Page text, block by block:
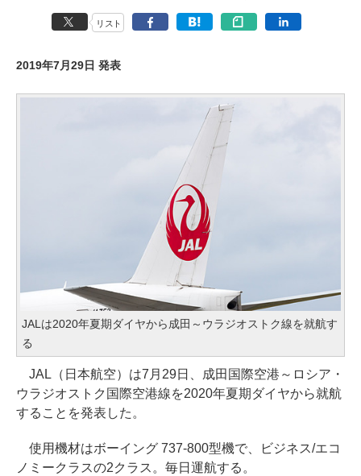
リスト
2019年7月29日 発表
JALは2020年夏期ダイヤから成田～ウラジオストク線を就航す
る
JAL（日本航空）は7月29日、成田国際空港～ロシア・
ウラジオストク国際空港線を2020年夏期ダイヤから就航
することを発表した。
使用機材はボーイング 737-800型機で、ビジネス/エコ
ノミークラスの2クラス。毎日運航する。